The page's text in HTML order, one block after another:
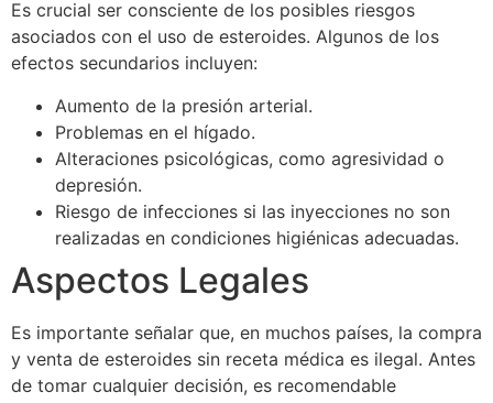
Es crucial ser consciente de los posibles riesgos
asociados con el uso de esteroides. Algunos de los
efectos secundarios incluyen:
Aumento de la presión arterial.
Problemas en el hígado.
Alteraciones psicológicas, como agresividad o
depresión.
Riesgo de infecciones si las inyecciones no son
realizadas en condiciones higiénicas adecuadas.
Aspectos Legales
Es importante señalar que, en muchos países, la compra
y venta de esteroides sin receta médica es ilegal. Antes
de tomar cualquier decisión, es recomendable